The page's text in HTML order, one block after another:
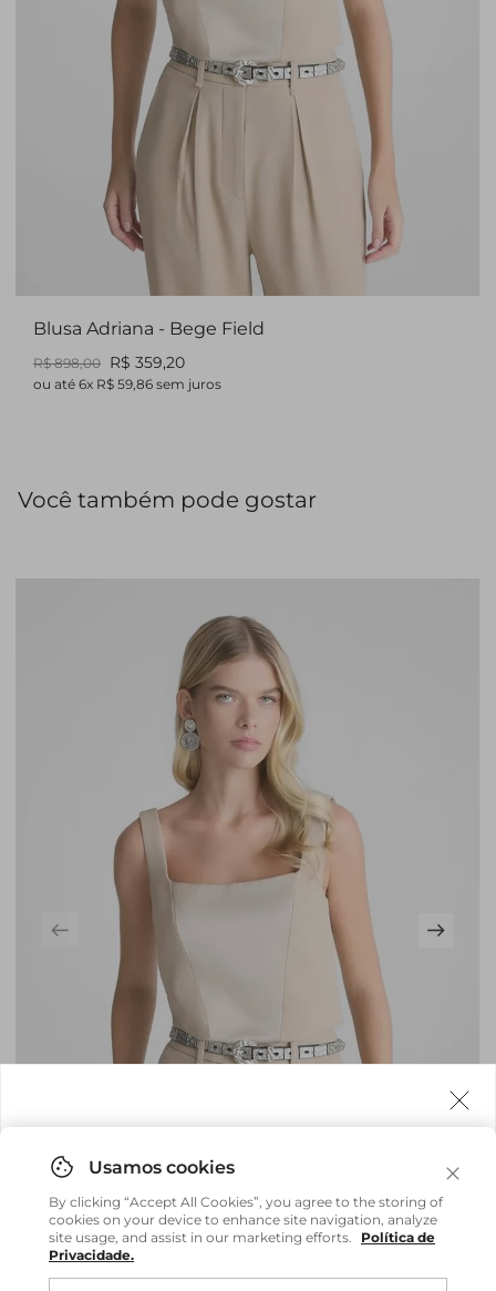
Blusa Adriana - Bege Field
R$ 898,00 R$ 359,20
ou até 6x R$ 59,86 sem juros
Você também pode gostar
em sua casa, não importa onde você estiver.
By clicking “Accept All Cookies”, you agree to the storing of
cookies on your device to enhance site navigation, analyze
site usage, and assist in our marketing efforts.
Política de
Privacidade.